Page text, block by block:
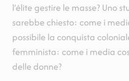
l’élite gestire le masse? Uno
sarebbe chiesto: come i
possibile la conquista
femminista: come i media
delle donne?